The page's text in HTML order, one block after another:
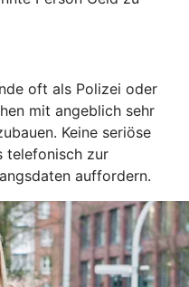
oft als Polizei oder
mit angeblich sehr
Keine seriöse
telefonisch zur
auffordern.